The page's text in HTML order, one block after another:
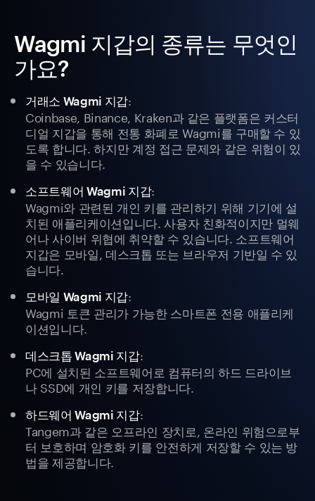
Wagmi 지갑의 종류는 무엇인
가요?
거래소 Wagmi 지갑:
Coinbase, Binance, Kraken과 같은 플랫폼은 커스터
디얼 지갑을 통해 전통 화폐로 Wagmi를 구매할 수 있
도록 합니다. 하지만 계정 접근 문제와 같은 위험이 있
을 수 있습니다.
소프트웨어 Wagmi 지갑:
Wagmi와 관련된 개인 키를 관리하기 위해 기기에 설
치된 애플리케이션입니다. 사용자 친화적이지만 멀웨
어나 사이버 위협에 취약할 수 있습니다. 소프트웨어
지갑은 모바일, 데스크톱 또는 브라우저 기반일 수 있
습니다.
모바일 Wagmi 지갑:
Wagmi 토큰 관리가 가능한 스마트폰 전용 애플리케
이션입니다.
데스크톱 Wagmi 지갑:
PC에 설치된 소프트웨어로 컴퓨터의 하드 드라이브
나 SSD에 개인 키를 저장합니다.
하드웨어 Wagmi 지갑:
Tangem과 같은 오프라인 장치로, 온라인 위험으로부
터 보호하며 암호화 키를 안전하게 저장할 수 있는 방
법을 제공합니다.